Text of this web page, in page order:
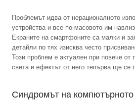
Проблемът идва от нерационалното
устройства и все по-масовото им
Екраните на смартфоните са малки и
детайли по тях изисква често
Този проблем е актуален при повече от
света и ефектът от него тепърва ще се
Синдромът на